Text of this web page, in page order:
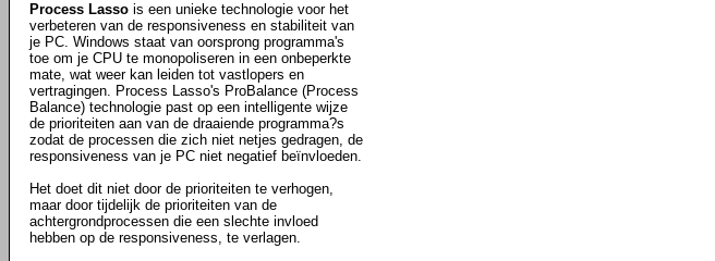
Process Lasso is een unieke technologie voor het
verbeteren van de responsiveness en stabiliteit van
je PC. Windows staat van oorsprong programma's
toe om je CPU te monopoliseren in een onbeperkte
mate, wat weer kan leiden tot vastlopers en
vertragingen. Process Lasso's ProBalance (Process
Balance) technologie past op een intelligente wijze
de prioriteiten aan van de draaiende programma?s
zodat de processen die zich niet netjes gedragen, de
responsiveness van je PC niet negatief beïnvloeden.
Het doet dit niet door de prioriteiten te verhogen,
maar door tijdelijk de prioriteiten van de
achtergrondprocessen die een slechte invloed
hebben op de responsiveness, te verlagen.